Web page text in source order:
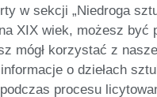
w sekcji „Niedroga
XIX wiek, możesz
mógł korzystać z
o dziełach
procesu